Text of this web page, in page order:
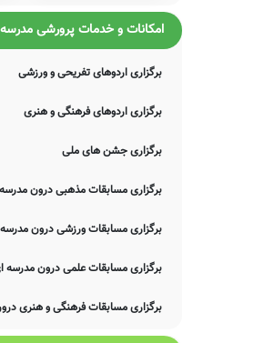
امکانات و خدمات پرورشی مدرسه
برگزاری اردوهای تفریحی و ورزشی
برگزاری اردوهای فرهنگی و هنری
برگزاری جشن های ملی
برگزاری مسابقات مذهبی درون
برگزاری مسابقات ورزشی درون
برگزاری مسابقات علمی درون مدرسه
برگزاری مسابقات فرهنگی و هنری